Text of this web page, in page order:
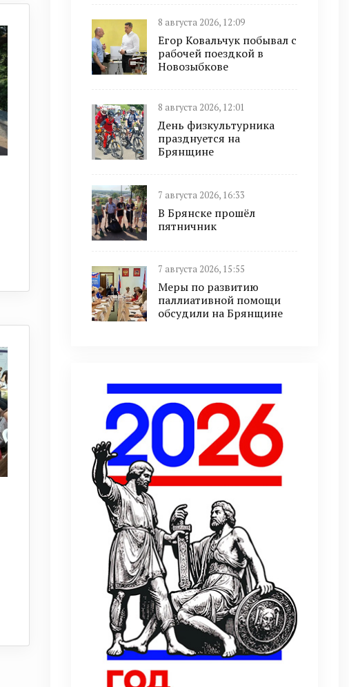
8 августа 2026, 12:09
Егор Ковальчук побывал с
рабочей поездкой в
Новозыбкове
8 августа 2026, 12:01
День физкультурника
празднуется на
Брянщине
7 августа 2026, 16:33
В Брянске прошёл
пятничник
7 августа 2026, 15:55
Меры по развитию
паллиативной помощи
обсудили на Брянщине